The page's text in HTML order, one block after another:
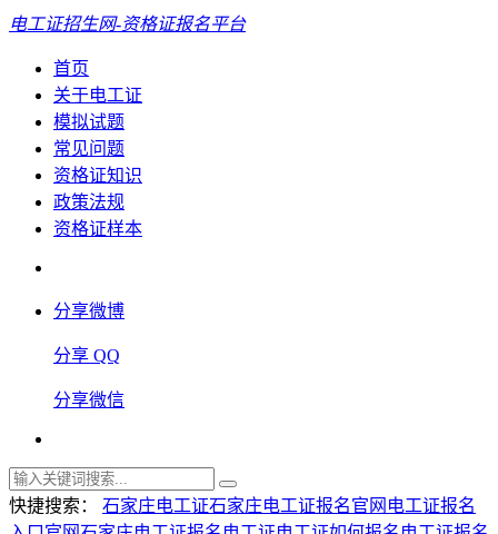
电工证招生网-资格证报名平台
首页
关于电工证
模拟试题
常见问题
资格证知识
政策法规
资格证样本
分享微博
分享 QQ
分享微信
快捷搜索： 石家庄电工证石家庄电工证报名官网 电工证报名